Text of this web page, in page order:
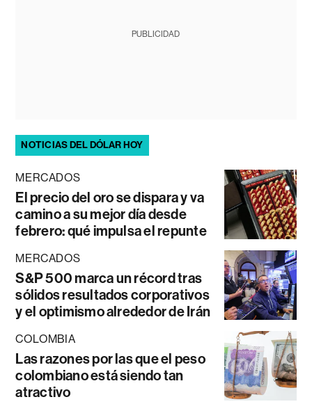
PUBLICIDAD
NOTICIAS DEL DÓLAR HOY
MERCADOS
El precio del oro se dispara y va
camino a su mejor día desde
febrero: qué impulsa el repunte
MERCADOS
S&P 500 marca un récord tras
sólidos resultados corporativos
y el optimismo alrededor de Irán
COLOMBIA
Las razones por las que el peso
colombiano está siendo tan
atractivo